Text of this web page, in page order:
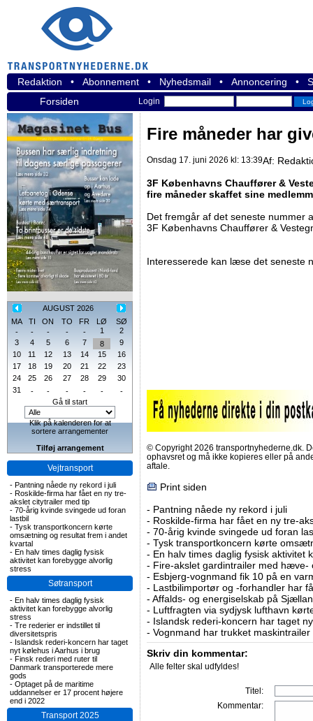
Redaktion • Abonnement • Nyhedsmail • Annoncering •
Forsiden
Login
AUGUST 2026
MA
TI ON TO FR LØ
SØ
-
- - - - 1
2
3
4 5 6 7 8
9
10
11 12 13 14 15
16
17
18 19 20 21 22
23
24
25 26 27 28 29
30
31
- - - - -
-
Gå til start
Klik på kalenderen for at
sortere arrangementer
Tilføj arrangement
Vejtransport
- Pantning nåede ny rekord i juli
- Roskilde-firma har fået en ny tre-
akslet citytrailer med tip
- 70-årig kvinde svingede ud foran
lastbil
- Tysk transportkoncern kørte
omsætning og resultat frem i andet
kvartal
- En halv times daglig fysisk
aktivitet kan forebygge alvorlig
stress
Søtransport
- En halv times daglig fysisk
aktivitet kan forebygge alvorlig
stress
- Tre rederier er indstillet til
diversitetspris
- Islandsk rederi-koncern har taget
nyt kølehus i Aarhus i brug
- Finsk rederi med ruter til
Danmark transporterede mere
gods
- Optaget på de maritime
uddannelser er 17 procent højere
end i 2022
Transport 2025
Fire måneder har
Onsdag 17. juni 2026 kl: 13:39Af:
3F Københavns Chauffører &
fire måneder skaffet sine
Det fremgår af det seneste nummer
3F Københavns Chauffører &
Interesserede kan læse det seneste
© Copyright 2026 transportnyhederne.dk.
ophavsret og må ikke kopieres eller på
aftale.
Print siden
- Pantning nåede ny rekord i juli
- Roskilde-firma har fået en ny tre-
- 70-årig kvinde svingede ud foran
- Tysk transportkoncern kørte
- En halv times daglig fysisk aktivitet
- Fire-akslet gardintrailer med hæve-
- Esbjerg-vognmand fik 10 på en
- Lastbilimportør og -forhandler har
- Affalds- og energiselskab på
- Luftfragten via sydjysk lufthavn
- Islandsk rederi-koncern har taget
- Vognmand har trukket
Skriv din kommentar:
Alle felter skal udfyldes!
Titel:
Kommentar: